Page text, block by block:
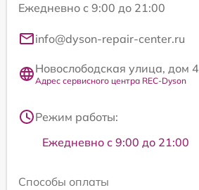
Ежедневно с 9:00 до 21:00
info@dyson-repair-center.ru
Новослободская улица, дом 4
Адрес сервисного центра REC-Dyson
Режим работы:
Ежедневно с 9:00 до 21:00
Способы оплаты